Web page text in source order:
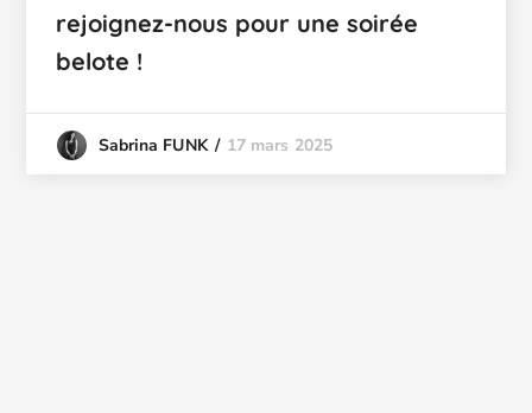
rejoignez-nous pour une soirée
belote !
Sabrina FUNK 17 mars 2025